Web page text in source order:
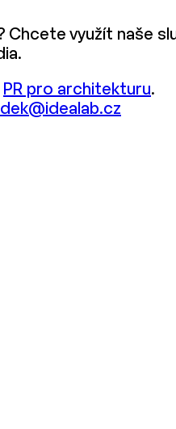
využít naše
PR pro architekturu.